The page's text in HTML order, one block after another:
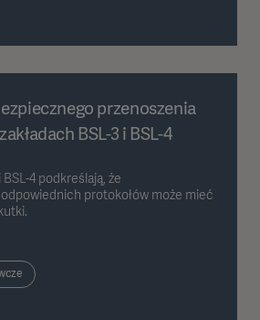
przenoszenia
BSL-3 i BSL-4
4 podkreślają, że
protokołów może mieć